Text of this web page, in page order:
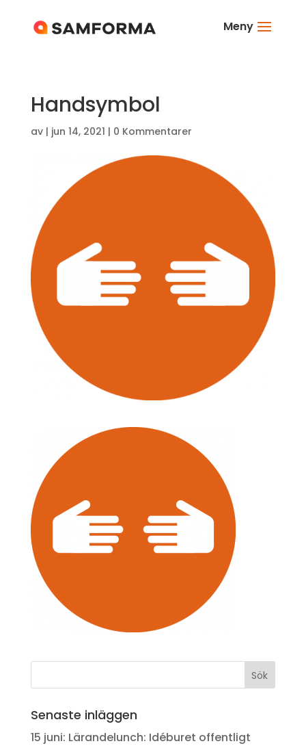
Meny
Handsymbol
av | jun 14, 2021 | 0 Kommentarer
Senaste inläggen
15 juni: Lärandelunch: Idéburet offentligt